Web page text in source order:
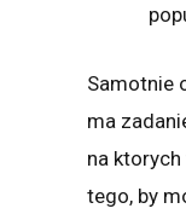
Samotnie
ma
na
tego, by